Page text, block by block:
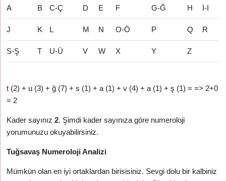
A B C-Ç D E F G-Ğ H İ-I
J K L M N O-Ö P Q R
S-Ş T U-Ü V W X Y Z
t (2) + u (3) + ğ (7) + s (1) + a (1) + v (4) + a (1) + ş (1) = => 2+0
= 2
Kader sayınız2. Şimdi kader sayınıza göre numeroloji
yorumunuzu okuyabilirsiniz.
Tuğsavaş Numeroloji Analizi
Mümkün olan en iyi ortaklardan birisisiniz. Sevgi dolu bir kalbiniz